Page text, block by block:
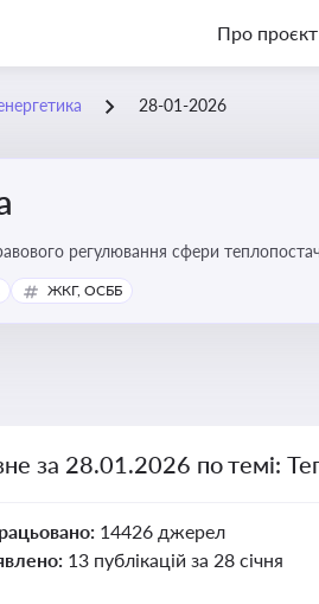
Про проєкт
28-01-2026
регулювання сфери
вимог у сфері комунальних
ЖКГ, ОСББ
за 28.01.2026 по темі:
14426 джерел
13 публікацій за 28 січня